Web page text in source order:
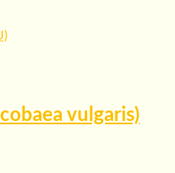
vulgaris)